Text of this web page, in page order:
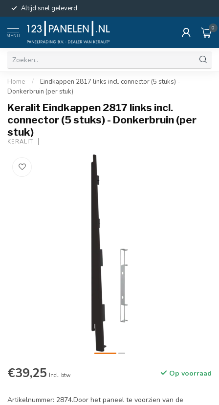
Altijd snel geleverd
MENU
0
Home /
Eindkappen 2817 links incl. connector (5 stuks) -
Donkerbruin (per stuk)
Keralit Eindkappen 2817 links incl.
connector (5 stuks) - Donkerbruin (per
stuk)
KERALIT
€39,25 Incl. btw Op voorraad
Artikelnummer: 2874.Door het paneel te voorzien van de